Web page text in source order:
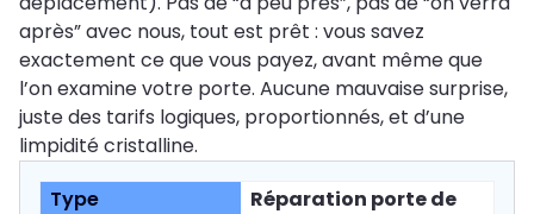
après” avec nous, tout est prêt : vous savez
exactement ce que vous payez, avant même que
l’on examine votre porte. Aucune mauvaise surprise,
juste des tarifs logiques, proportionnés, et d’une
limpidité cristalline.
Réparation porte de